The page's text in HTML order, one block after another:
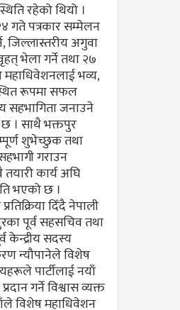
रहेको थियो ।
गते पत्रकार सम्मेलन
जिल्लास्तरीय अगुवा
भेला गर्ने तथा २७
भव्य,
रूपमा सफल
सहभागिता जनाउने
। साथै भक्तपुर
शुभेच्छुक तथा
गराउन
कार्य अघि
भएको छ ।
दिँदै नेपाली
पूर्व सहसचिव तथा
केन्द्रीय सदस्य
न्यौपानेले विशेष
पार्टीलाई नयाँ
गर्ने विश्वास व्यक्त
विशेष महाधिवेशन